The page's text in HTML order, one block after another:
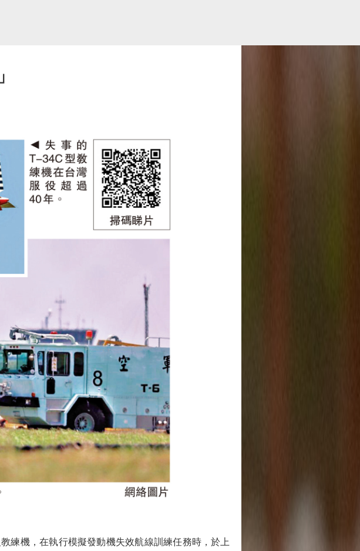
機，在執行模擬發動機失效航線訓練任務時，於上